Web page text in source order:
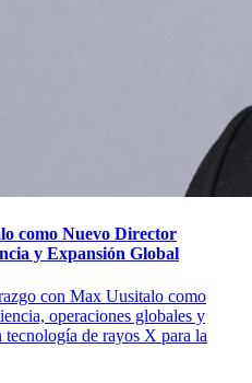
como Nuevo Director
y Expansión Global
con Max Uusitalo como
operaciones globales y
de rayos X para la